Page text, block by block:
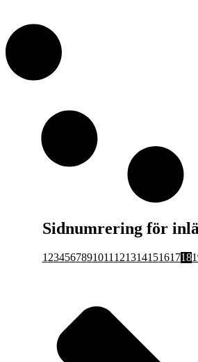
Sidnumrering för
1 234567891011 12131415161718